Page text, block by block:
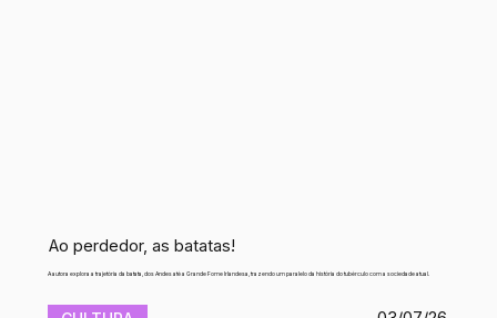
Ao perdedor, as batatas!
A autora explora a trajetória da batata, dos Andes até a Grande Fome Irlandesa, trazendo um paralelo da história do tubérculo com a sociedade atual.